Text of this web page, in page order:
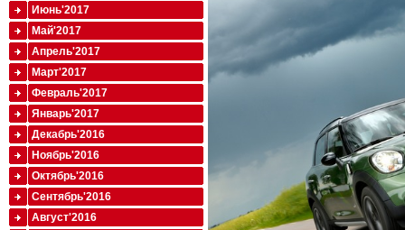
Июнь'2017
Май'2017
Апрель'2017
Март'2017
Февраль'2017
Январь'2017
Декабрь'2016
Ноябрь'2016
Октябрь'2016
Сентябрь'2016
Август'2016